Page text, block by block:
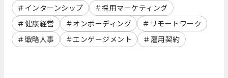
インターンシップ
採用マーケティング
健康経営
オンボーディング
リモートワーク
戦略人事
エンゲージメント 雇用契約